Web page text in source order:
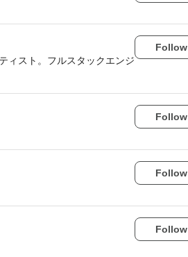
ィスト。フルスタックエンジ
Follow
Follow
Follow
Follow